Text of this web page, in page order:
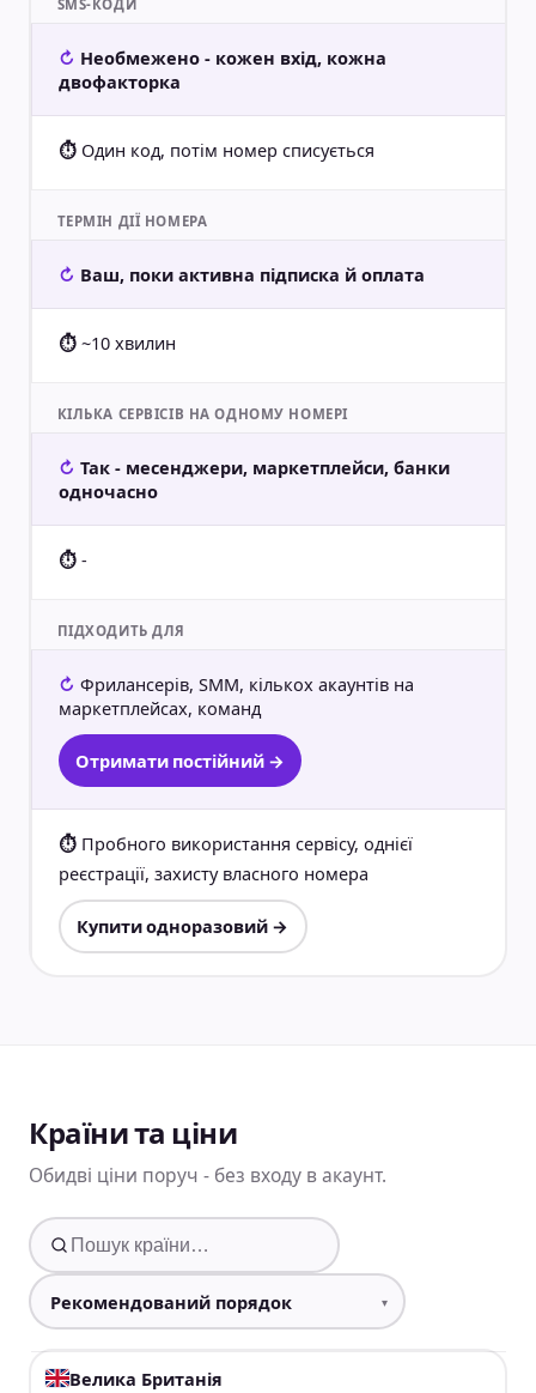
SMS-КОДИ
Необмежено - кожен вхід, кожна
двофакторка
Один код, потім номер списується
ТЕРМІН ДІЇ НОМЕРА
Ваш, поки активна підписка й оплата
~10 хвилин
КІЛЬКА СЕРВІСІВ НА ОДНОМУ НОМЕРІ
Так - месенджери, маркетплейси, банки
одночасно
-
ПІДХОДИТЬ ДЛЯ
Фрилансерів, SMM, кількох акаунтів на
маркетплейсах, команд
Отримати постійний →
Пробного використання сервісу, однієї
реєстрації, захисту власного номера
Купити одноразовий →
Країни та ціни
Обидві ціни поруч - без входу в акаунт.
Велика Британія